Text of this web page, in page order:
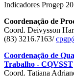
Indicadores Progep
Coordenação de
Coord. Deivysson
(83) 3216.7163/
Coordenação de
Trabalho - CQVSST
Coord. Tatiana